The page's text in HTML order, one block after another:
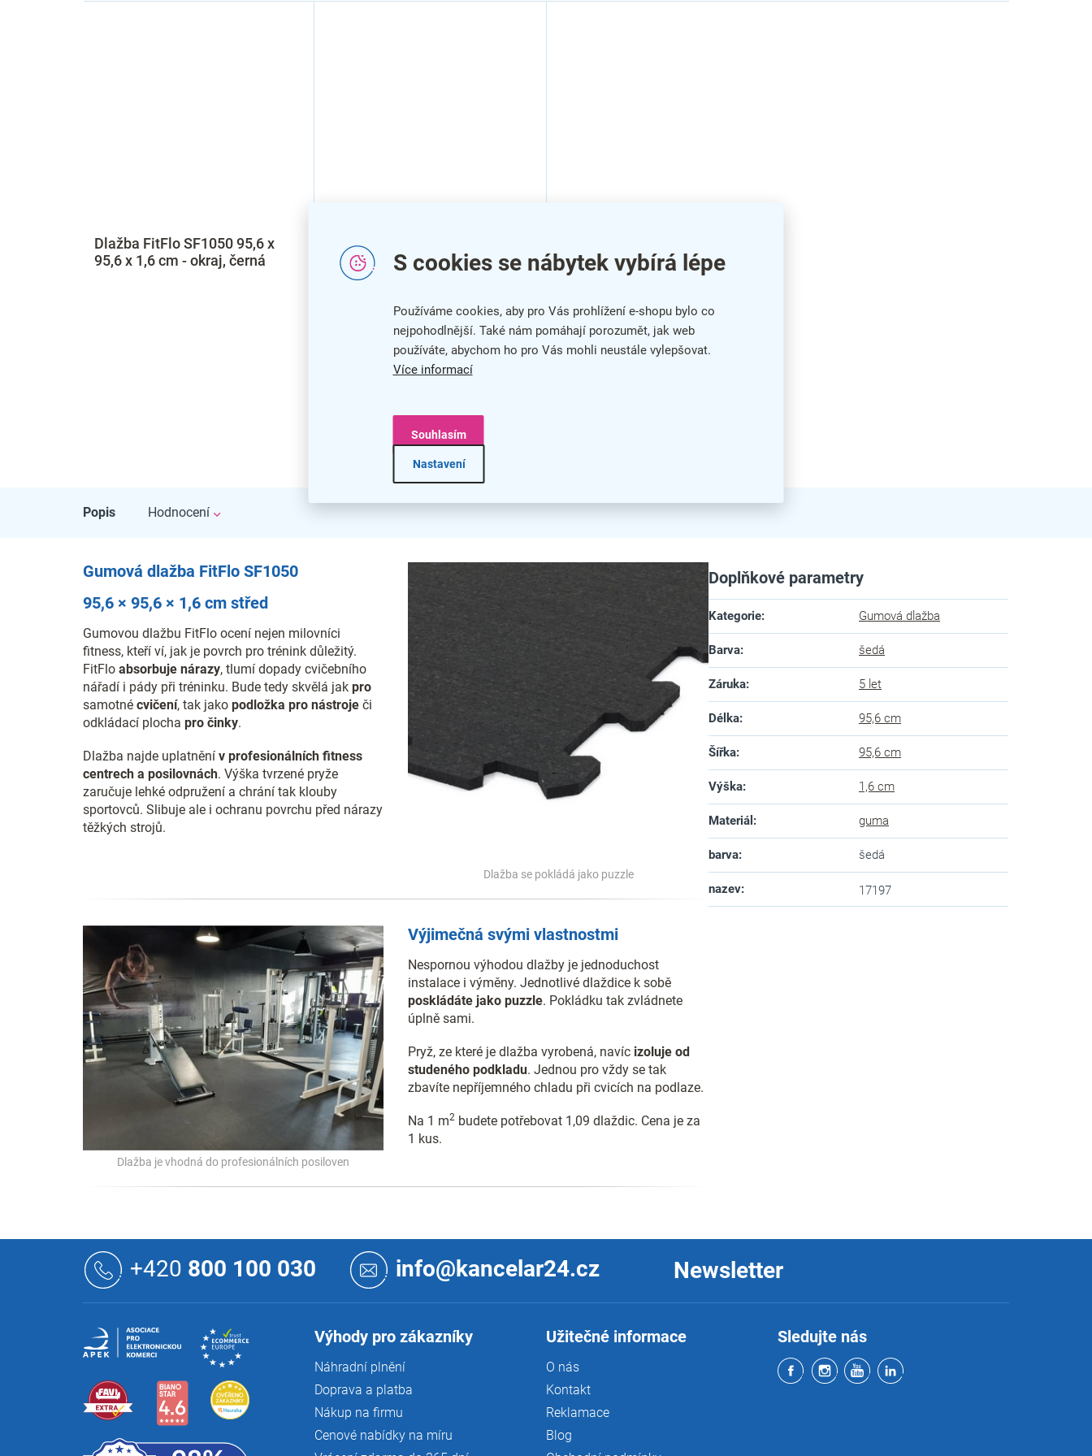
S cookies se nábytek vybírá lépe
Používáme cookies, aby pro Vás prohlížení e-shopu bylo co
nejpohodlnější. Také nám pomáhají porozumět, jak web
používáte, abychom ho pro Vás mohli neustále vylepšovat.
Více informací
Nastavení
Souhlasím
Dlažba FitFlo SF1050 95,6 x
95,6 x 1,6 cm - okraj, černá
Dlažba FitFlo SF1050 95,6 x
95,6 x 1,6 cm - roh, černá
Popis Hodnocení
Gumová dlažba FitFlo SF1050
95,6 × 95,6 × 1,6 cm střed
Gumovou dlažbu FitFlo ocení nejen milovníci
fitness, kteří ví, jak je povrch pro trénink důležitý.
FitFlo absorbuje nárazy, tlumí dopady cvičebního
nářadí i pády při tréninku. Bude tedy skvělá jak pro
samotné cvičení, tak jako podložka pro nástroje či
odkládací plocha pro činky.
Dlažba najde uplatnění v profesionálních fitness
centrech a posilovnách. Výška tvrzené pryže
zaručuje lehké odpružení a chrání tak klouby
sportovců. Slibuje ale i ochranu povrchu před nárazy
těžkých strojů.
Dlažba se pokládá jako puzzle
Dlažba je vhodná do profesionálních posiloven
Výjimečná svými vlastnostmi
Nespornou výhodou dlažby je jednoduchost
instalace i výměny. Jednotlivé dlaždice k sobě
poskládáte jako puzzle. Pokládku tak zvládnete
úplně sami.
Pryž, ze které je dlažba vyrobená, navíc izoluje od
studeného podkladu. Jednou pro vždy se tak
zbavíte nepříjemného chladu při cvicích na podlaze.
Na 1 m2 budete potřebovat 1,09 dlaždic. Cena je za
1 kus.
Doplňkové parametry
Kategorie: Gumová dlažba
Barva: šedá
Záruka: 5 let
Délka: 95,6 cm
Šířka: 95,6 cm
Výška: 1,6 cm
Materiál : guma
barva: šedá
nazev: 17197
+420 800 100 030 info@kancelar24.cz Newsletter
Výhody pro zákazníky
Náhradní plnění
Doprava a platba
Nákup na firmu
Cenové nabídky na míru
Užitečné informace
O nás
Kontakt
Reklamace
Blog
Sledujte nás